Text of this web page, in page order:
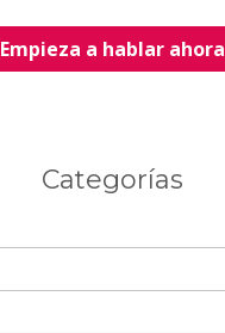
Empieza a hablar ahora
Categorías